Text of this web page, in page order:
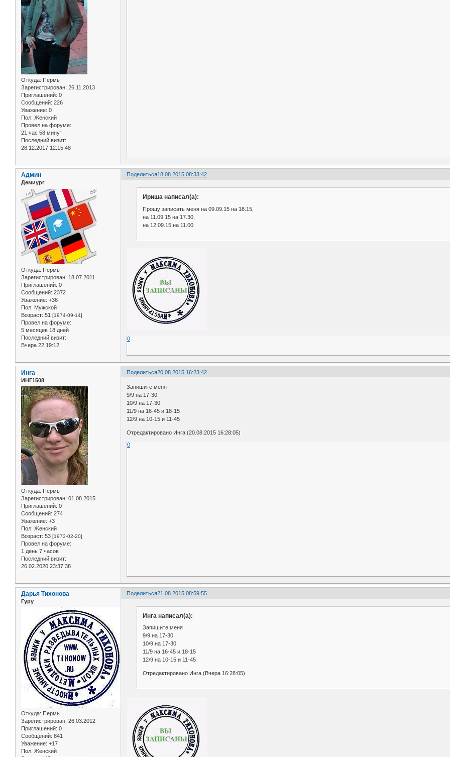
Откуда: Пермь
Зарегистрирован: 26.11.2013
Приглашений: 0
Сообщений: 226
Уважение: 0
Пол: Женский
Провел на форуме:
21 час 58 минут
Последний визит:
28.12.2017 12:15:48
Поделиться18.08.2015 08:33:42
Админ
Демиург
Откуда: Пермь
Зарегистрирован: 18.07.2011
Приглашений: 0
Сообщений: 2372
Уважение: +36
Пол: Мужской
Возраст: 51 [1974-09-14]
Провел на форуме:
5 месяцев 18 дней
Последний визит:
Вчера 22:19:12
Ириша написал(а):
Прошу записать меня на 09.09.15 на 18.15,
на 11.09.15 на 17.30,
на 12.09.15 на 11.00.
0
Поделиться20.08.2015 16:23:42
Инга
ИНГ1508
Откуда: Пермь
Зарегистрирован: 01.08.2015
Приглашений: 0
Сообщений: 274
Уважение: +3
Пол: Женский
Возраст: 53 [1973-02-20]
Провел на форуме:
1 день 7 часов
Последний визит:
26.02.2020 23:37:38
Запишите меня
9/9 на 17-30
10/9 на 17-30
11/9 на 16-45 и 18-15
12/9 на 10-15 и 11-45
Отредактировано Инга (20.08.2015 16:28:05)
0
Поделиться21.08.2015 08:59:55
Дарья Тихонова
Гуру
Откуда: Пермь
Зарегистрирован: 26.03.2012
Приглашений: 0
Сообщений: 841
Уважение: +17
Пол: Женский
Инга написал(а):
Запишите меня
9/9 на 17-30
10/9 на 17-30
11/9 на 16-45 и 18-15
12/9 на 10-15 и 11-45
Отредактировано Инга (Вчера 16:28:05)